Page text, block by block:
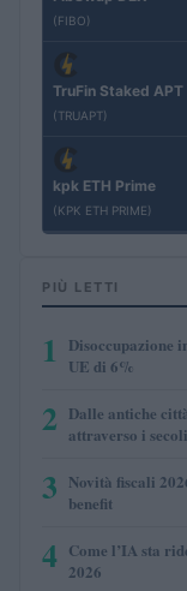
(FIBO)
TruFin Staked APT
(TRUAPT)
kpk ETH Prime
(KPK ETH PRIME)
PIÙ LETTI
1
Disoccupazione
UE di 6%
2 Dalle antiche
attraverso i secoli
3 Novità fiscali
benefit
4 Come l’IA sta
2026